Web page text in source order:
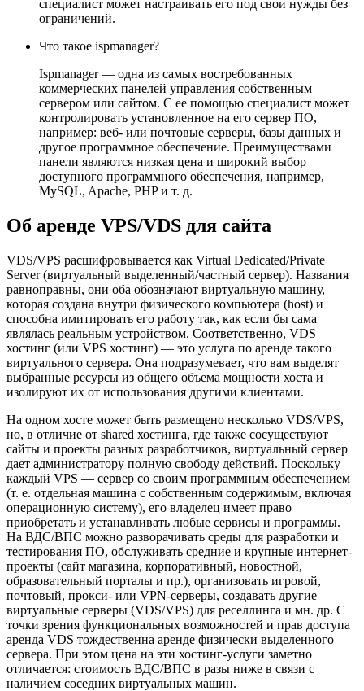
специалист может настраивать его под свои нужды без
ограничений.
Что такое ispmanager?
Ispmanager — одна из самых востребованных
коммерческих панелей управления собственным
сервером или сайтом. С ее помощью специалист может
контролировать установленное на его сервер ПО,
например: веб- или почтовые серверы, базы данных и
другое программное обеспечение. Преимуществами
панели являются низкая цена и широкий выбор
доступного программного обеспечения, например,
MySQL, Apache, PHP и т. д.
Об аренде VPS/VDS для сайта
VDS/VPS расшифровывается как Virtual Dedicated/Private
Server (виртуальный выделенный/частный сервер). Названия
равноправны, они оба обозначают виртуальную машину,
которая создана внутри физического компьютера (host) и
способна имитировать его работу так, как если бы сама
являлась реальным устройством. Соответственно, VDS
хостинг (или VPS хостинг) — это услуга по аренде такого
виртуального сервера. Она подразумевает, что вам выделят
выбранные ресурсы из общего объема мощности хоста и
изолируют их от использования другими клиентами.
На одном хосте может быть размещено несколько VDS/VPS,
но, в отличие от shared хостинга, где также сосуществуют
сайты и проекты разных разработчиков, виртуальный сервер
дает администратору полную свободу действий. Поскольку
каждый VPS — сервер со своим программным обеспечением
(т. е. отдельная машина с собственным содержимым, включая
операционную систему), его владелец имеет право
приобретать и устанавливать любые сервисы и программы.
На ВДС/ВПС можно разворачивать среды для разработки и
тестирования ПО, обслуживать средние и крупные интернет-
проекты (сайт магазина, корпоративный, новостной,
образовательный порталы и пр.), организовать игровой,
почтовый, прокси- или VPN-серверы, создавать другие
виртуальные серверы (VDS/VPS) для реселлинга и мн. др. С
точки зрения функциональных возможностей и прав доступа
аренда VDS тождественна аренде физически выделенного
сервера. При этом цена на эти хостинг-услуги заметно
отличается: стоимость ВДС/ВПС в разы ниже в связи с
наличием соседних виртуальных машин.